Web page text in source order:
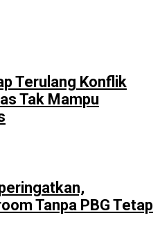
Terulang Konflik
Tak Mampu
Tanpa PBG Tetap